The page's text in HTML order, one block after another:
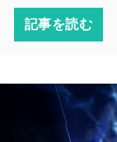
記事を読む